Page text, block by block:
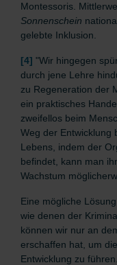
Montessoris.
Sonnenschein
gelebte Inklusion.
[4] "Wir hingegen
durch jene Lehre
zu Regeneration der
ein praktisches
zweifellos beim
Weg der Entwicklung
Lebens, indem der
befindet, kann man
Wachstum
Eine mögliche
wie denen der
können wir nur an
erschaffen hat, um
Entwicklung zu führen.